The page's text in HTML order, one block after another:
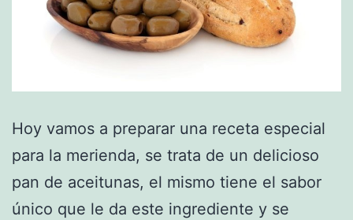
Hoy vamos a preparar una receta especial
para la merienda, se trata de un delicioso
pan de aceitunas, el mismo tiene el sabor
único que le da este ingrediente y se